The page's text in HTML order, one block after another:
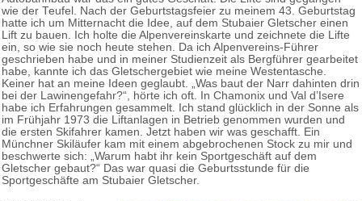
wie der Teufel. Nach der Geburtstagsfeier zu meinem 43. Geburtstag
hatte ich um Mitternacht die Idee, auf dem Stubaier Gletscher einen
Lift zu bauen. Ich holte die Alpenvereinskarte und zeichnete die Lifte
ein, so wie sie noch heute stehen. Da ich Alpenvereins-Führer
geschrieben habe und in meiner Studienzeit als Bergführer gearbeitet
habe, kannte ich das Gletschergebiet wie meine Westentasche.
Keiner hat an meine Ideen geglaubt. „Was baut der Narr dahinten drin
bei der Lawinengefahr?“, hörte ich oft. In Chamonix und Val d’Isere
habe ich Erfahrungen gesammelt. Ich stand glücklich in der Sonne als
im Frühjahr 1973 die Liftanlagen in Betrieb genommen wurden und
die ersten Skifahrer kamen. Jetzt haben wir was geschafft. Ein
Münchner Skiläufer kam mit einem abgebrochenen Stock zu mir und
beschwerte sich: „Warum habt ihr kein Sportgeschäft auf dem
Gletscher gebaut?“ Das war quasi die Geburtsstunde für die
Sportgeschäfte am Stubaier Gletscher.